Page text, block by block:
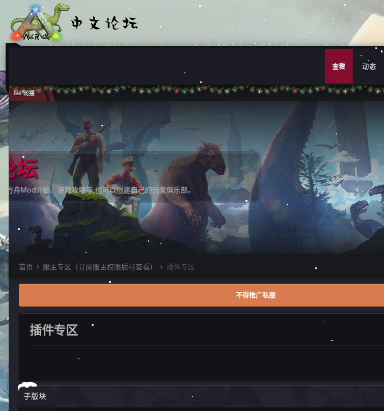
查看 动态
轮播
欢迎来到方舟
全新的ARK生存进化交流论坛，在这里您可以了解到方舟最新动态、方舟
首页 服主专区（订阅服主权限后可查看） 插件专区
不得推广私服
插件专区
子版块